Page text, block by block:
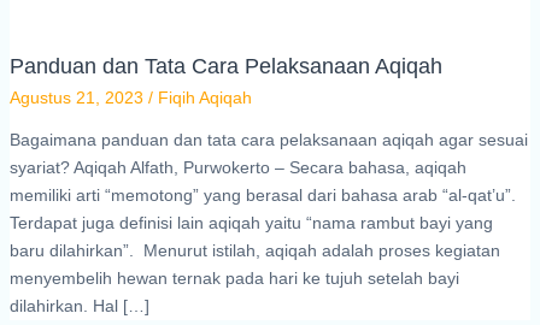
Panduan dan Tata Cara Pelaksanaan Aqiqah
Agustus 21, 2023 / Fiqih Aqiqah
Bagaimana panduan dan tata cara pelaksanaan aqiqah agar sesuai
syariat? Aqiqah Alfath, Purwokerto – Secara bahasa, aqiqah
memiliki arti “memotong” yang berasal dari bahasa arab “al-qat’u”.
Terdapat juga definisi lain aqiqah yaitu “nama rambut bayi yang
baru dilahirkan”. Menurut istilah, aqiqah adalah proses kegiatan
menyembelih hewan ternak pada hari ke tujuh setelah bayi
dilahirkan. Hal […]